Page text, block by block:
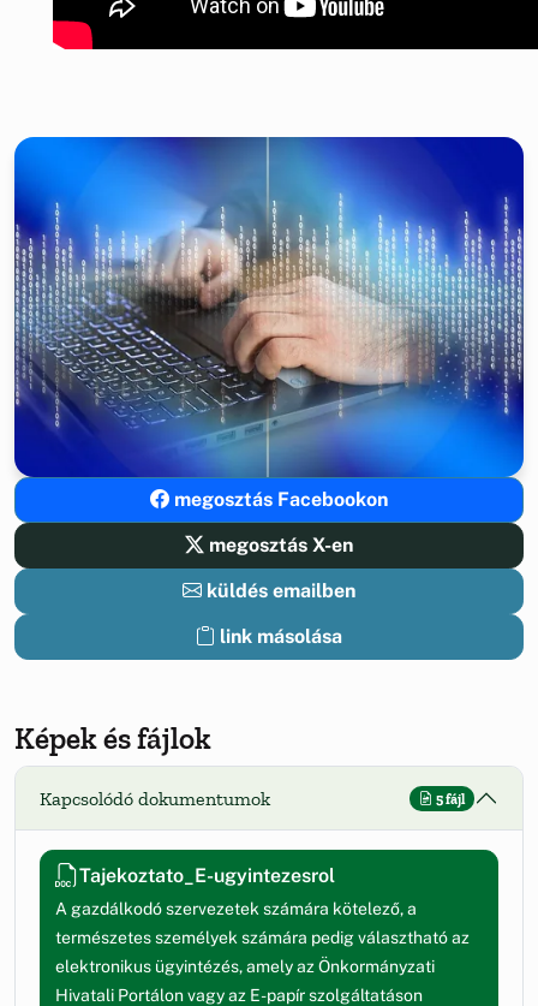
megosztás Facebookon
megosztás X-en
küldés emailben
link másolása
Képek és fájlok
Kapcsolódó dokumentumok 5 fájl
Tajekoztato_E-ugyintezesrol
A gazdálkodó szervezetek számára kötelező, a
természetes személyek számára pedig választható az
elektronikus ügyintézés, amely az Önkormányzati
Hivatali Portálon vagy az E-papír szolgáltatáson